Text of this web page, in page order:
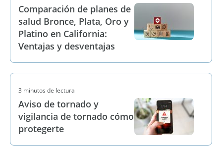
Comparación de planes de
salud Bronce, Plata, Oro y
Platino en California:
Ventajas y desventajas
3 minutos de lectura
Aviso de tornado y
vigilancia de tornado cómo
protegerte